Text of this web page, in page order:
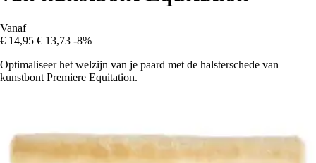
Vanaf
€ 14,95 € 13,73 -8%
Optimaliseer het welzijn van je paard met de halsterschede van
kunstbont Premiere Equitation.